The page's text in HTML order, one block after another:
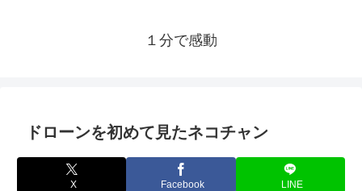
１分で感動
ドローンを初めて見たネコチャン
X Facebook LINE